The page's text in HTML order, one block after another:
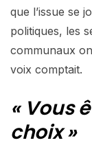
que l’issue se
politiques, les
communaux
voix comptait.
« Vous
choix »